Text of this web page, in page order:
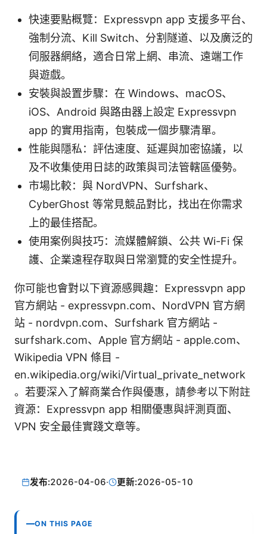
快速要點概覽：Expressvpn app 支援多平台、
強制分流、Kill Switch、分割隧道、以及廣泛的
伺服器網絡，適合日常上網、串流、遠端工作
與遊戲。
安裝與設置步驟：在 Windows、macOS、
iOS、Android 與路由器上設定 Expressvpn
app 的實用指南，包裝成一個步驟清單。
性能與隱私：評估速度、延遲與加密協議，以
及不收集使用日誌的政策與司法管轄區優勢。
市場比較：與 NordVPN、Surfshark、
CyberGhost 等常見競品對比，找出在你需求
上的最佳搭配。
使用案例與技巧：流媒體解鎖、公共 Wi-Fi 保
護、企業遠程存取與日常瀏覽的安全性提升。
你可能也會對以下資源感興趣：Expressvpn app
官方網站 - expressvpn.com、NordVPN 官方網
站 - nordvpn.com、Surfshark 官方網站 -
surfshark.com、Apple 官方網站 - apple.com、
Wikipedia VPN 條目 -
en.wikipedia.org/wiki/Virtual_private_network
。若要深入了解商業合作與優惠，請參考以下附註
資源：Expressvpn app 相關優惠與評測頁面、
VPN 安全最佳實踐文章等。
发布:2026-04-06· 更新:2026-05-10
ON THIS PAGE